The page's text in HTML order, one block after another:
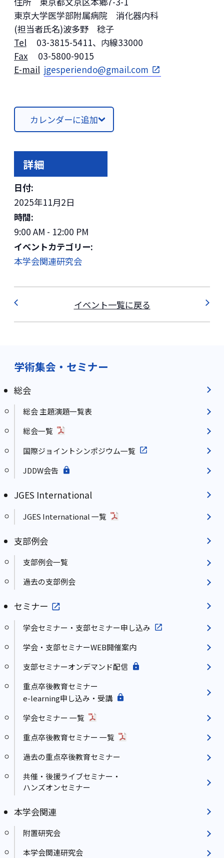
東京大学医学部附属病院 消化器内科
(担当者氏名)波多野 稔子
Tel03-3815-5411、内線33000
Fax 03-5800-9015
E-mail jgesperiendo@gmail.com
カレンダーに追加
詳細
日付:
2025年11月2日
時間:
9:00 AM - 12:00 PM
イベントカテゴリー:
本学会関連研究会
イベント一覧に戻る
学術集会・セミナー
総会
総会 主題演題一覧表
総会一覧
国際ジョイントシンポジウム一覧
JDDW会告
JGES International
JGES International 一覧
支部例会
支部例会一覧
過去の支部例会
セミナー
学会セミナー・支部セミナー申し込み
学会・支部セミナーWEB開催案内
支部セミナーオンデマンド配信
重点卒後教育セミナー
e-learning申し込み・受講
学会セミナー 一覧
重点卒後教育セミナー 一覧
過去の重点卒後教育セミナー
共催・後援ライブセミナー・
ハンズオンセミナー
本学会関連
附置研究会
本学会関連研究会